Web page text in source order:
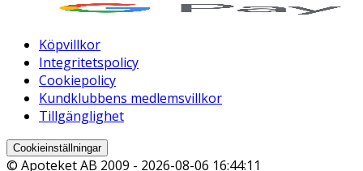
Köpvillkor
Integritetspolicy
Cookiepolicy
Kundklubbens medlemsvillkor
Tillgänglighet
Cookieinställningar
© Apoteket AB 2009 - 2026-08-06 16:44:11